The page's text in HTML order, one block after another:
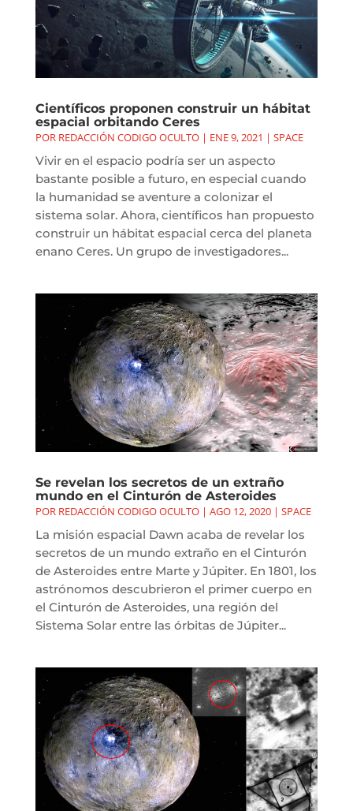
Científicos proponen construir un hábitat
espacial orbitando Ceres
POR REDACCIÓN CODIGO OCULTO| ENE 9, 2021 | SPACE
Vivir en el espacio podría ser un aspecto
bastante posible a futuro, en especial cuando
la humanidad se aventure a colonizar el
sistema solar. Ahora, científicos han propuesto
construir un hábitat espacial cerca del planeta
enano Ceres. Un grupo de investigadores...
Se revelan los secretos de un extraño
mundo en el Cinturón de Asteroides
POR REDACCIÓN CODIGO OCULTO| AGO 12, 2020| SPACE
La misión espacial Dawn acaba de revelar los
secretos de un mundo extraño en el Cinturón
de Asteroides entre Marte y Júpiter. En 1801, los
astrónomos descubrieron el primer cuerpo en
el Cinturón de Asteroides, una región del
Sistema Solar entre las órbitas de Júpiter...